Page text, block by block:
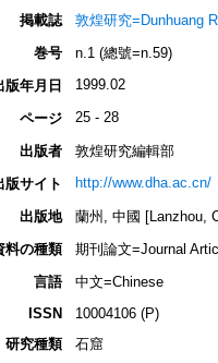
掲載誌
敦煌研究=Dunhuang
巻号
n.1 (總號=n.59)
版年月日
1999.02
ページ 25 - 28
出版者
敦煌研究編輯部
版サイト
http://www.dha.ac.cn/
出版地
蘭州, 中國 [Lanzhou,
料の種類
期刊論文=Journal
言語
中文=Chinese
ISSN
10004106 (P)
研究種類
石窟